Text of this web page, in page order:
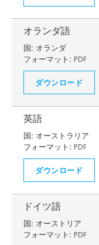
オランダ語
国: オランダ
フォーマット: PDF
ダウンロード
英語
国: オーストラリア
フォーマット: PDF
ダウンロード
ドイツ語
国: オーストリア
フォーマット: PDF